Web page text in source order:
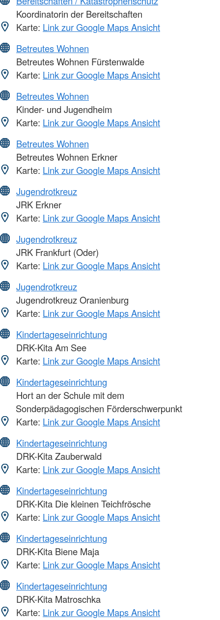
Koordinatorin der Bereitschaften
Karte: Link zur Google Maps Ansicht
Betreutes Wohnen
Betreutes Wohnen Fürstenwalde
Karte: Link zur Google Maps Ansicht
Betreutes Wohnen
Kinder- und Jugendheim
Karte: Link zur Google Maps Ansicht
Betreutes Wohnen
Betreutes Wohnen Erkner
Karte: Link zur Google Maps Ansicht
Jugendrotkreuz
JRK Erkner
Karte: Link zur Google Maps Ansicht
Jugendrotkreuz
JRK Frankfurt (Oder)
Karte: Link zur Google Maps Ansicht
Jugendrotkreuz
Jugendrotkreuz Oranienburg
Karte: Link zur Google Maps Ansicht
Kindertageseinrichtung
DRK-Kita Am See
Karte: Link zur Google Maps Ansicht
Kindertageseinrichtung
Hort an der Schule mit dem
Sonderpädagogischen Förderschwerpunkt
Karte: Link zur Google Maps Ansicht
Kindertageseinrichtung
DRK-Kita Zauberwald
Karte: Link zur Google Maps Ansicht
Kindertageseinrichtung
DRK-Kita Die kleinen Teichfrösche
Karte: Link zur Google Maps Ansicht
Kindertageseinrichtung
DRK-Kita Biene Maja
Karte: Link zur Google Maps Ansicht
Kindertageseinrichtung
DRK-Kita Matroschka
Karte: Link zur Google Maps Ansicht